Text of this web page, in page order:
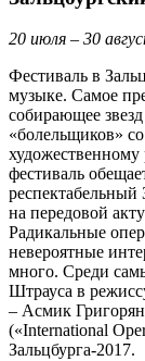
20 июля – 30
Фестиваль в
музыке. Самое
собирающее
«болельщиков»
фестиваль
респектабельный
на передовой
Радикальные
невероятные
много. Среди
Штрауса в
– Асмик
(«International
Зальцбурга‑2017.